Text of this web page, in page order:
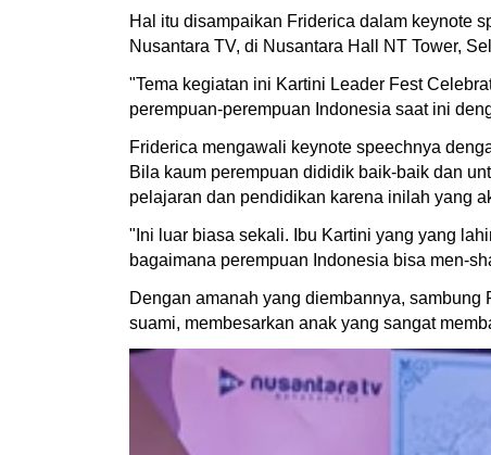
Hal itu disampaikan Friderica dalam keynote
Nusantara TV, di Nusantara Hall NT Tower,
"Tema kegiatan ini Kartini Leader Fest
perempuan-perempuan Indonesia saat ini
Friderica mengawali keynote speechnya
Bila kaum perempuan dididik baik-baik dan
pelajaran dan pendidikan karena inilah yang
"Ini luar biasa sekali. Ibu Kartini yang yang
bagaimana perempuan Indonesia bisa men-
Dengan amanah yang diembannya,
suami, membesarkan anak yang sangat